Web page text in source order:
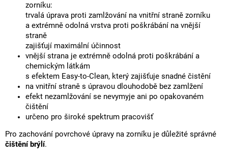
zorníku:
trvalá úprava proti zamlžování na vnitřní straně zorníku
a extrémně odolná vrstva proti poškrábání na vnější
straně
zajišťují maximální účinnost
vnější strana je extrémně odolná proti poškrábání a
chemickým látkám
s efektem Easy-to-Clean, který zajišťuje snadné čistění
na vnitřní straně s úpravou dlouhodobě bez zamlžení
efekt nezamlžování se nevymyje ani po opakovaném
čištění
určeno pro široké spektrum pracovišť
Pro zachování povrchové úpravy na zorníku je důležité správné
čištění brýlí.